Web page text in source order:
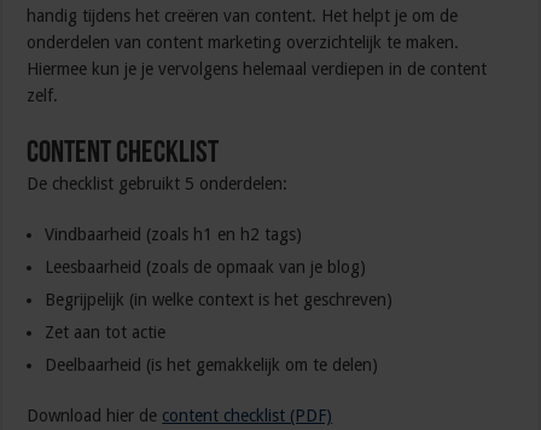
handig tijdens het creëren van content. Het helpt je om de
onderdelen van content marketing overzichtelijk te maken.
Hiermee kun je je vervolgens helemaal verdiepen in de content
zelf.
Content checklist
De checklist gebruikt 5 onderdelen:
Vindbaarheid (zoals h1 en h2 tags)
Leesbaarheid (zoals de opmaak van je blog)
Begrijpelijk (in welke context is het geschreven)
Zet aan tot actie
Deelbaarheid (is het gemakkelijk om te delen)
Download hier de content checklist (PDF)